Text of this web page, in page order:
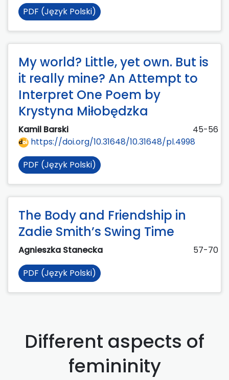
PDF (Język Polski)
My world? Little, yet own. But is
it really mine? An Attempt to
Interpret One Poem by
Krystyna Miłobędzka
Kamil Barski
45-56
https://doi.org/10.31648/10.31648/pl.4998
PDF (Język Polski)
The Body and Friendship in
Zadie Smith’s Swing Time
Agnieszka Stanecka
57-70
PDF (Język Polski)
Different aspects of
femininity